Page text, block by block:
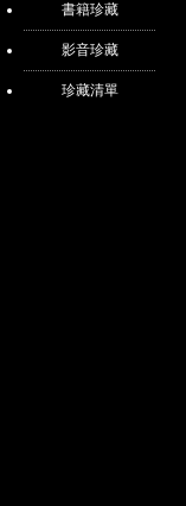
書籍珍藏
影音珍藏
珍藏清單